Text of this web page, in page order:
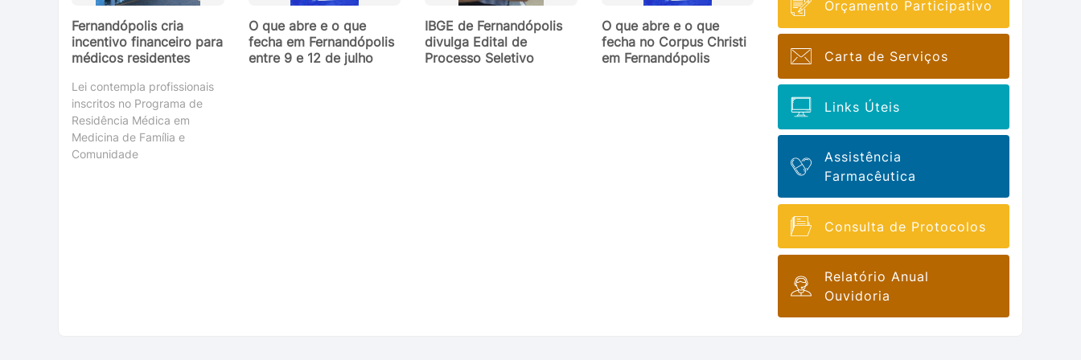
Fernandópolis cria
incentivo financeiro para
médicos residentes
Lei contempla profissionais
inscritos no Programa de
Residência Médica em
Medicina de Família e
Comunidade
O que abre e o que
fecha em Fernandópolis
entre 9 e 12 de julho
IBGE de Fernandópolis
divulga Edital de
Processo Seletivo
O que abre e o que
fecha no Corpus Christi
em Fernandópolis
Orçamento Participativo
Carta de Serviços
Links Úteis
Assistência
Farmacêutica
Consulta de Protocolos
Relatório Anual
Ouvidoria